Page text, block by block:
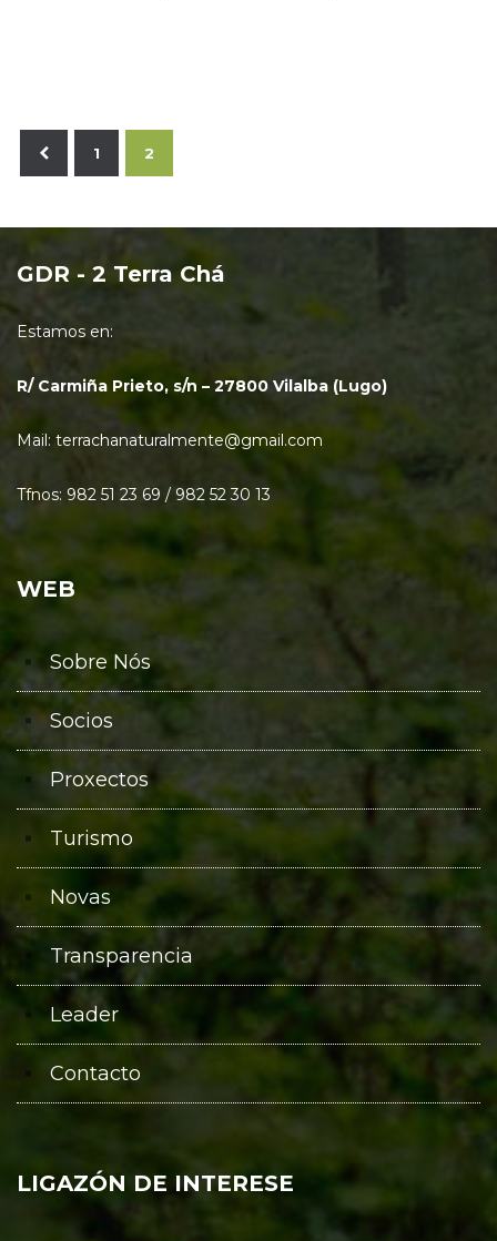
1 2
GDR - 2 Terra Chá
Estamos en:
R/ Carmiña Prieto, s/n – 27800 Vilalba (Lugo)
Mail: terrachanaturalmente@gmail.com
Tfnos: 982 51 23 69 / 982 52 30 13
WEB
Sobre Nós
Socios
Proxectos
Turismo
Novas
Transparencia
Leader
Contacto
LIGAZÓN DE INTERESE